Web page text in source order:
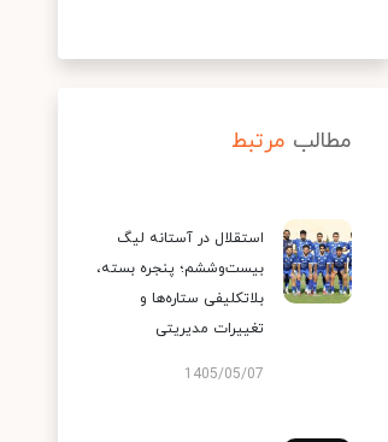
مطالب مرتبط
استقلال در آستانه لیگ
بیست‌وششم؛ پنجره بسته،
بلاتکلیفی ستاره‌ها و
تغییرات مدیریتی
1405/05/07